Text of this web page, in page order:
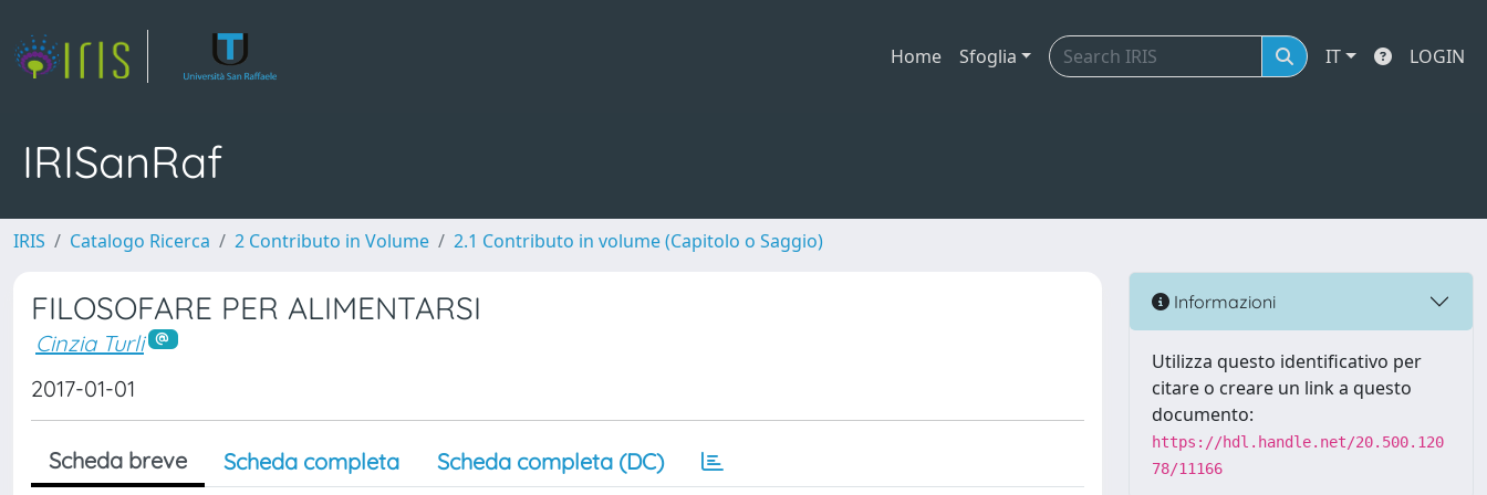
Home Sfoglia IT LOGIN
IRISanRaf
IRIS Catalogo Ricerca 2 Contributo in Volume 2.1 Contributo in volume (Capitolo o Saggio)
FILOSOFARE PER ALIMENTARSI
Cinzia Turli
2017-01-01
Scheda breve Scheda completa Scheda completa (DC)
Informazioni
Utilizza questo identificativo per
citare o creare un link a questo
documento:
https://hdl.handle.net/20.500.120
78/11166